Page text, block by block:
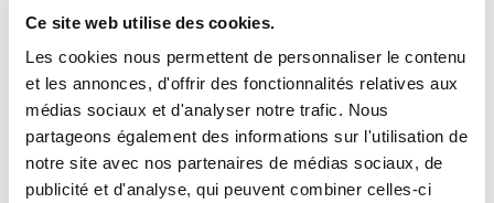
Ce site web utilise des cookies.
Les cookies nous permettent de personnaliser le contenu
et les annonces, d'offrir des fonctionnalités relatives aux
médias sociaux et d'analyser notre trafic. Nous
partageons également des informations sur l'utilisation de
notre site avec nos partenaires de médias sociaux, de
publicité et d'analyse, qui peuvent combiner celles-ci
SÉRIE
195,00 € -10%
Sur l'ensemble de votre commande